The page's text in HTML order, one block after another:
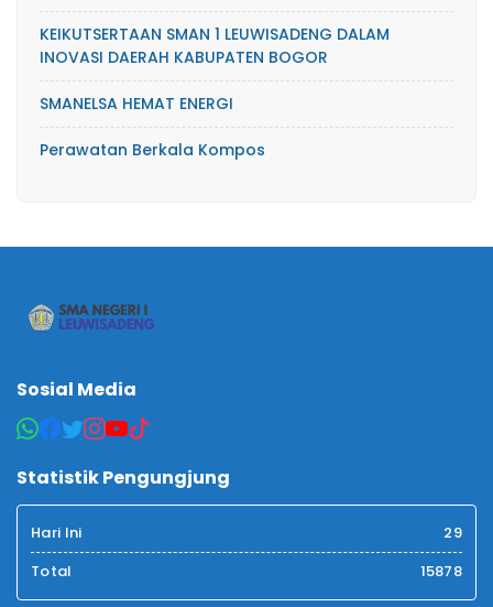
KEIKUTSERTAAN SMAN 1 LEUWISADENG DALAM
INOVASI DAERAH KABUPATEN BOGOR
SMANELSA HEMAT ENERGI
Perawatan Berkala Kompos
Sosial Media
Statistik Pengungjung
Hari Ini
29
Total
15878